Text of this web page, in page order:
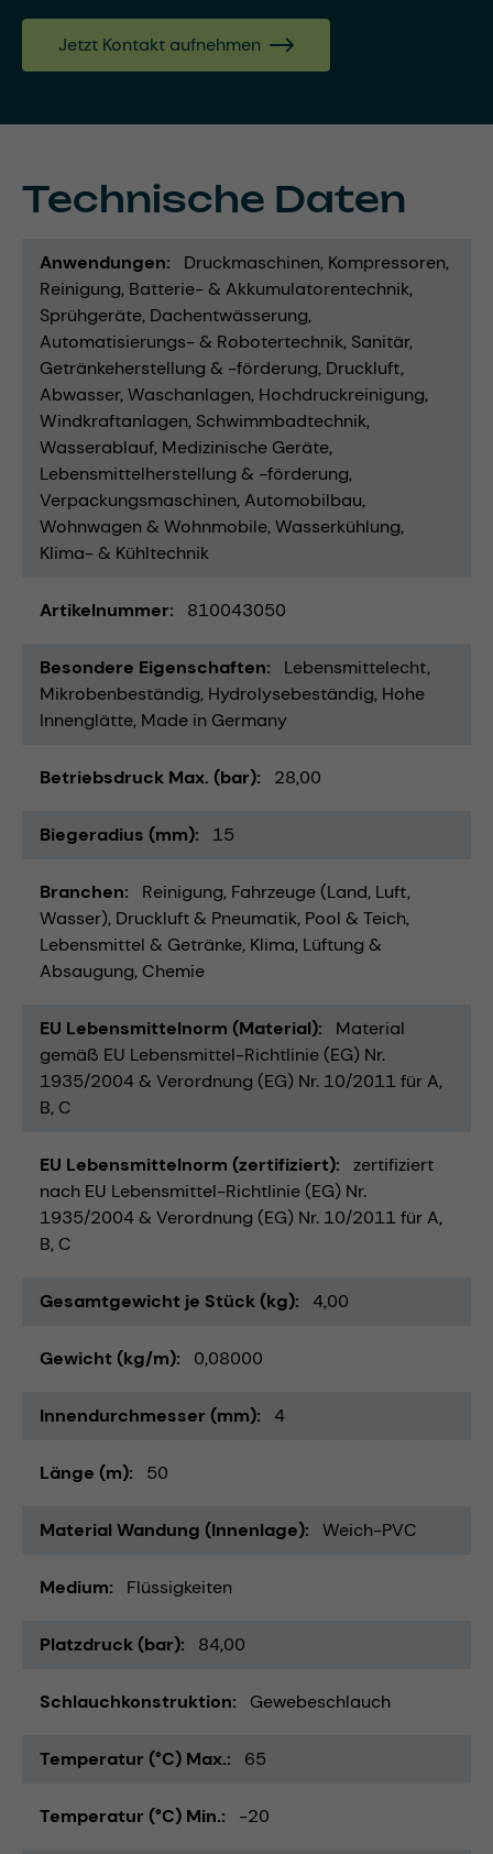
Jetzt Kontakt aufnehmen
Technische Daten
Anwendungen Druckmaschinen Kompressoren
Reinigung Batterie- & Akkumulatorentechnik
Sprühgeräte Dachentwässerung
Automatisierungs- & Robotertechnik Sanitär
Getränkeherstellung & -förderung Druckluft
Abwasser Waschanlagen Hochdruckreinigung
Windkraftanlagen Schwimmbadtechnik
Wasserablauf Medizinische Geräte
Lebensmittelherstellung & -förderung
Verpackungsmaschinen Automobilbau
Wohnwagen & Wohnmobile Wasserkühlung
Klima- & Kühltechnik
Artikelnummer 810043050
Besondere Eigenschaften
Lebensmittelecht
Mikrobenbeständig Hydrolysebeständig Hohe
Innenglätte Made in Germany
Betriebsdruck Max. (bar) 28,00
Biegeradius (mm) 15
Branchen Reinigung Fahrzeuge (Land, Luft,
Wasser) Druckluft & Pneumatik Pool & Teich
Lebensmittel & Getränke Klima, Lüftung &
Absaugung Chemie
EU Lebensmittelnorm (Material)
Material
gemäß EU Lebensmittel-Richtlinie (EG) Nr.
1935/2004 & Verordnung (EG) Nr. 10/2011 für A,
B, C
EU Lebensmittelnorm (zertifiziert)
zertifiziert
nach EU Lebensmittel-Richtlinie (EG) Nr.
1935/2004 & Verordnung (EG) Nr. 10/2011 für A,
B, C
Gesamtgewicht je Stück (kg) 4,00
Gewicht (kg/m) 0,08000
Innendurchmesser (mm) 4
Länge (m) 50
Material Wandung (Innenlage) Weich-PVC
Medium Flüssigkeiten
Platzdruck (bar) 84,00
Schlauchkonstruktion Gewebeschlauch
Temperatur (°C) Max. 65
Temperatur (°C) Min. -20